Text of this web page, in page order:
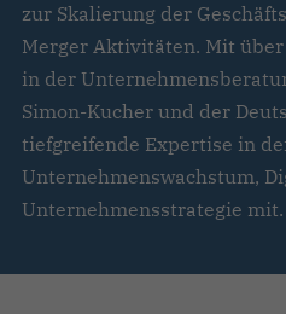
zur Skalierung der
Merger Aktivitäten. Mit
in der
Simon-Kucher und der
tiefgreifende Expertise in
Unternehmenswachstum,
Unternehmensstrategie mit.